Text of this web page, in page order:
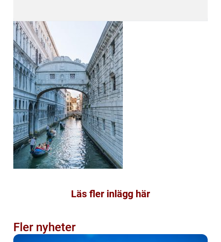
Läs fler inlägg här
Fler nyheter